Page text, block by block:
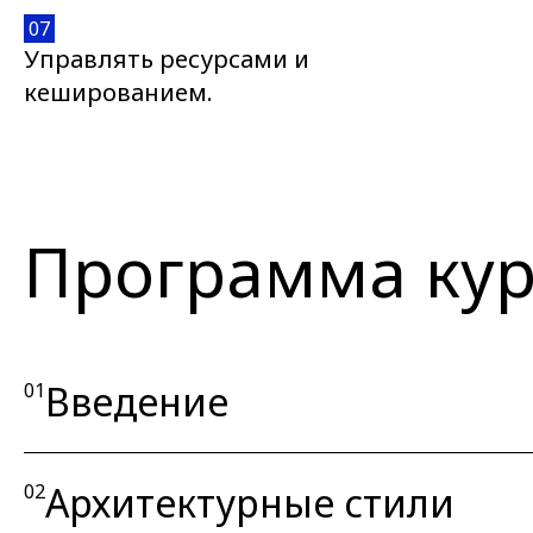
07
Управлять ресурсами и
кешированием.
Программа
01 Введение
02Архитектурные стили